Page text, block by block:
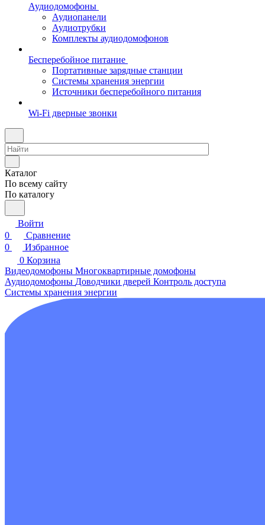
Аудиодомофоны
Аудиопанели
Аудиотрубки
Комплекты аудиодомофонов
Бесперебойное питание
Портативные зарядные станции
Системы хранения энергии
Источники бесперебойного питания
Wi-Fi дверные звонки
Каталог
По всему сайту
По каталогу
Войти
0
Сравнение
0
Избранное
0 Корзина
Видеодомофоны Многоквартирные домофоны
Аудиодомофоны Доводчики дверей Контроль доступа
Системы хранения энергии